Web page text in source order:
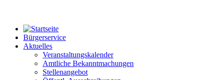
Bürgerservice
Aktuelles
Veranstaltungskalender
Amtliche Bekanntmachungen
Stellenangebot